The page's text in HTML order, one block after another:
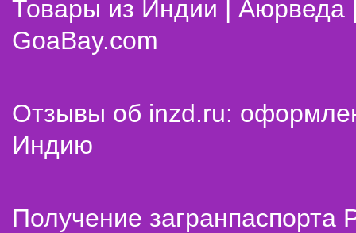
Товары из Индии | Аюрведа
GoaBay.com
Отзывы об inzd.ru:
Индию
Получение